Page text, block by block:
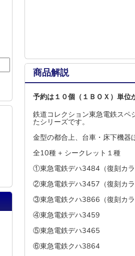
商品解説
予約は１０個（１ＢＯＸ）単位
鉄道コレクション東急電鉄ス
たシリーズです。
金型の都合上、台車・床下機器
全10種 + シークレット１種
①東急電鉄デハ3484（復刻カラ
②東急電鉄デハ3457（復刻カラ
③東急電鉄クハ3866（復刻カラ
④東急電鉄デハ3459
⑤東急電鉄デハ3465
⑥東急電鉄クハ3864